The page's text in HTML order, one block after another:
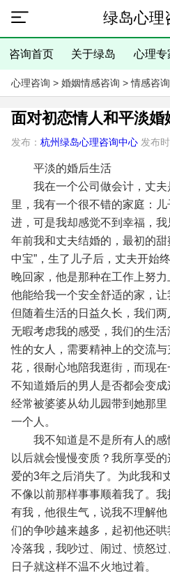
绿岛心理
咨询首页 关于绿岛 心理专
心理咨询 > 婚姻情感咨询 >情感咨询
面对初恋情人和平淡婚
发布： 杭州绿岛心理咨询中心发布时
平淡的婚后生活
我在一个公司做会计，丈夫
里，我有一个很不错的家庭：
进，可是我却感觉不到幸福，
年前我和丈夫结婚的，最初的
中宝”，生了儿子后，丈夫开始
晚回家，他是那种在工作上努力
他能给我一个安全舒适的家，让
但随着生活的日益久长，我们
无暇考虑我的感受，我们的生
性的女人，需要精神上的交流
花，很耐心地陪我逛街，而现
不知道婚后的男人是否都会变
经常被婆婆从幼儿园带到她那
一个人。
我不知道是不是所有人的感
以后就会慢慢变质？我所享受
爱的3年之后消失了。为此我和
不像以前那样事事顺着我了。
有我，他很生气，说我不理解
们的争吵越来越多，起初他还哄
冷落我，我吵过、闹过、愤怒过
日子就这样不温不火地过着。